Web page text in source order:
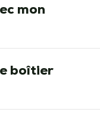
mon
boîtier